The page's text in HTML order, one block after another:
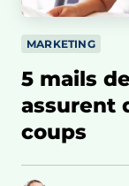
MARKETING
5 mails
assurent
coups